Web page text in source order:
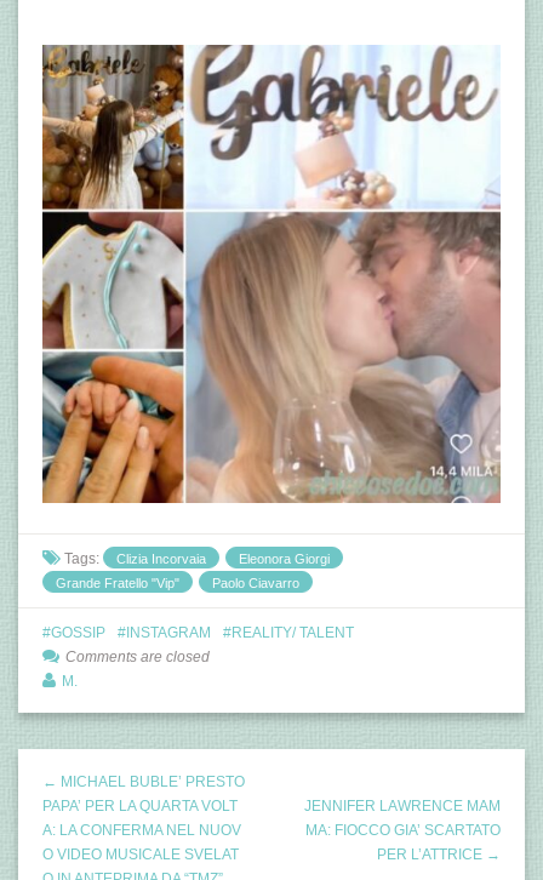
Tags: Clizia Incorvaia
Eleonora Giorgi
Grande Fratello "Vip"
Paolo Ciavarro
GOSSIP INSTAGRAM
REALITY/ TALENT
Comments are closed
M.
← MICHAEL BUBLE’ PRESTO
PAPA’ PER LA QUARTA VOLT
A: LA CONFERMA NEL NUOV
O VIDEO MUSICALE SVELAT
JENNIFER LAWRENCE MAM
MA: FIOCCO GIA’ SCARTATO
PER L’ATTRICE →